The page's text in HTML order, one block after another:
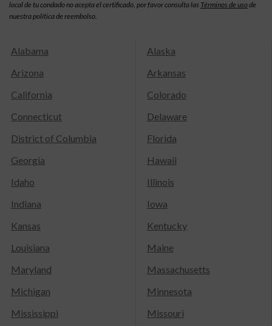
local de tu condado no acepta el certificado, por favor consulta las Términos de usode
nuestra política de reembolso.
Alabama
Alaska
Arizona
Arkansas
California
Colorado
Connecticut
Delaware
District of Columbia
Florida
Georgia
Hawaii
Idaho
Illinois
Indiana
Iowa
Kansas
Kentucky
Louisiana
Maine
Maryland
Massachusetts
Michigan
Minnesota
Mississippi
Missouri